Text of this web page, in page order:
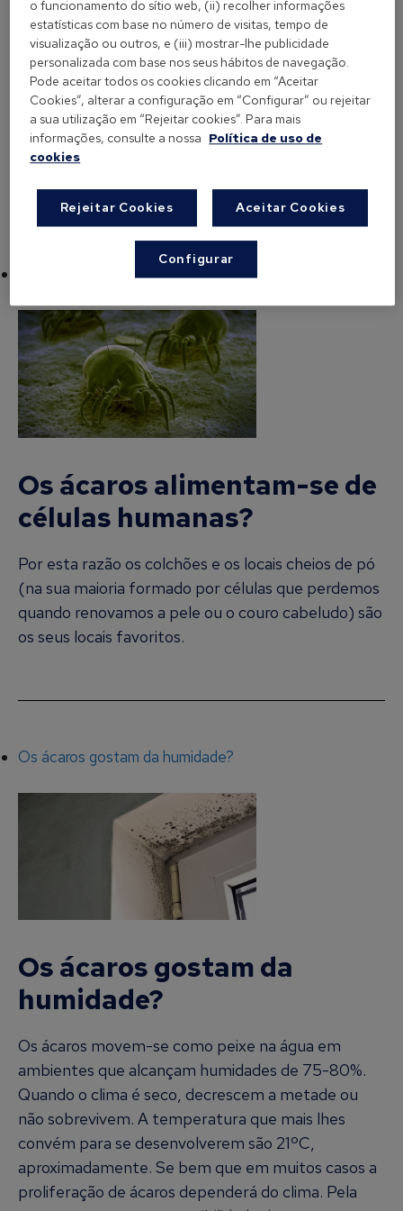
se encontram mais espécies de ácaros e em maior
quantidade, sendo Dermatophagoides
pteronyssinus e Dermatophagoides farinae as
espécies mais abundantes nas habitações. Pelo
contrário, nas regiões do interior da península há
pouca presença de ácaros, já que o clima é seco,
devido a uma humidade relativa abaixo dos 50%.
Os ácaros alimentam-se de células humanas?
Os ácaros alimentam-se de
células humanas?
Por esta razão os colchões e os locais cheios de pó
(na sua maioria formado por células que perdemos
quando renovamos a pele ou o couro cabeludo) são
os seus locais favoritos.
Os ácaros gostam da humidade?
Os ácaros gostam da
humidade?
Os ácaros movem-se como peixe na água em
ambientes que alcançam humidades de 75-80%.
Quando o clima é seco, decrescem a metade ou
não sobrevivem. A temperatura que mais lhes
convém para se desenvolverem são 21ºC,
aproximadamente. Se bem que em muitos casos a
proliferação de ácaros dependerá do clima. Pela
o funcionamento do sítio web, (ii) recolher informações
estatísticas com base no número de visitas, tempo de
visualização ou outros, e (iii) mostrar-lhe publicidade
personalizada com base nos seus hábitos de navegação.
Pode aceitar todos os cookies clicando em “Aceitar
Cookies”, alterar a configuração em “Configurar” ou rejeitar
a sua utilização em “Rejeitar cookies”. Para mais
informações, consulte a nossa Política de uso de
cookies
Rejeitar Cookies Aceitar Cookies
Configurar